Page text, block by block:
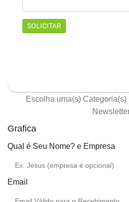
Escolha uma(s)
Grafica
Qual é Seu Nome? e Empresa
Email